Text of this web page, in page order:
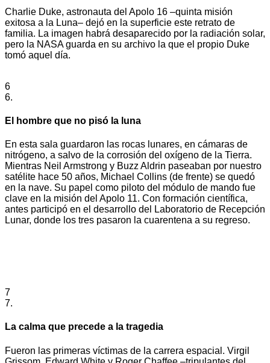
Charlie Duke, astronauta del Apolo 16 –quinta misión
exitosa a la Luna– dejó en la superficie este retrato de
familia. La imagen habrá desaparecido por la radiación solar,
pero la NASA guarda en su archivo la que el propio Duke
tomó aquel día.
6
6.
El hombre que no pisó la luna
En esta sala guardaron las rocas lunares, en cámaras de
nitrógeno, a salvo de la corrosión del oxígeno de la Tierra.
Mientras Neil Armstrong y Buzz Aldrin paseaban por nuestro
satélite hace 50 años, Michael Collins (de frente) se quedó
en la nave. Su papel como piloto del módulo de mando fue
clave en la misión del Apolo 11. Con formación científica,
antes participó en el desarrollo del Laboratorio de Recepción
Lunar, donde los tres pasaron la cuarentena a su regreso.
7
7.
La calma que precede a la tragedia
Fueron las primeras víctimas de la carrera espacial. Virgil